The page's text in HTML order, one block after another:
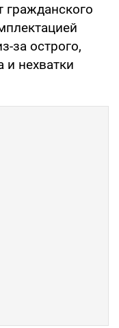
гражданского
за острого,
и нехватки